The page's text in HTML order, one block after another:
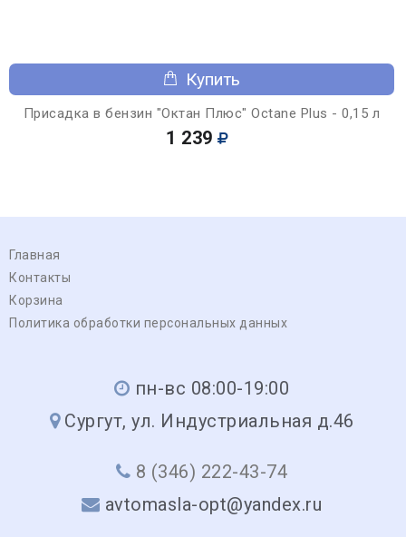
Купить
Присадка в бензин "Октан Плюс" Octane Plus - 0,15 л
1 239
Главная
Контакты
Корзина
Политика обработки персональных данных
пн-вс 08:00-19:00
Сургут, ул. Индустриальная д.46
8 (346) 222-43-74
avtomasla-opt@yandex.ru